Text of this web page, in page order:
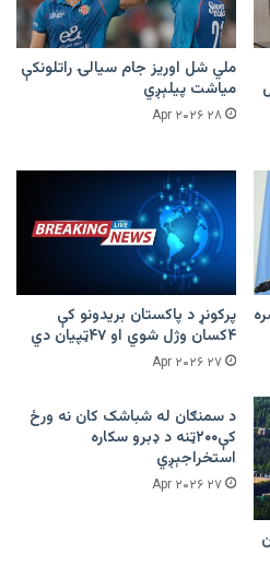
ملي شل اوریز جام سیالۍ راتلونکې
میاشت پیلېږي
۲۸ Apr ۲۰۲۶
پرکونړ د پاکستان بریدونو کې
۴کسان وژل شوي او ۴۷ټپیان دي
۲۷ Apr ۲۰۲۶
د سمنګان له شباشک کان نه ورځ
کې۲۰۰ټنه د ډبرو سکاره
استخراجېږي
۲۷ Apr ۲۰۲۶